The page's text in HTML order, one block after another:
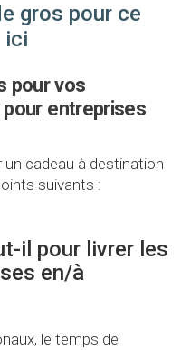
gros pour ce
ici
pour vos
entreprises
un cadeau à destination
suivants :
il pour livrer les
en/à
le temps de